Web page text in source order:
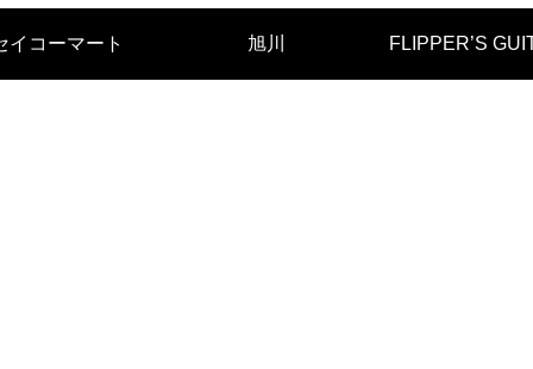
イコーマート 旭川 FLIPPER’S